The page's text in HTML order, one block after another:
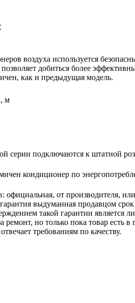
воздуха используется
добиться более
как и предыдущая модель.
м
серии подключаются к штатной
кондиционер по
официальная, от производителя,
выдуманная продавцом
такой гарантии является
ремонт, но только пока товар
требованиям по качеству.